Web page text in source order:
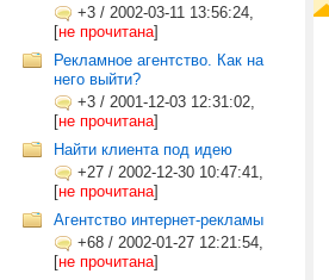
+3 / 2002-03-11 13:56:24,
[не прочитана]
Рекламное агентство. Как на
него выйти?
+3 / 2001-12-03 12:31:02,
[не прочитана]
Найти клиента под идею
+27 / 2002-12-30 10:47:41,
[не прочитана]
Агентство интернет-рекламы
+68 / 2002-01-27 12:21:54,
[не прочитана]